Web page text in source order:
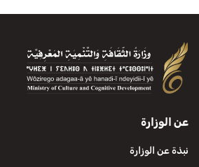
عن الوزارة
نبذة عن الوزارة